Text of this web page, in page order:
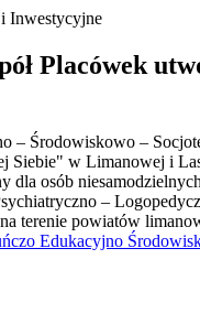
Placówek
– Środowiskowo –
Siebie" w Limanowej i
dla osób
–
terenie powiatów